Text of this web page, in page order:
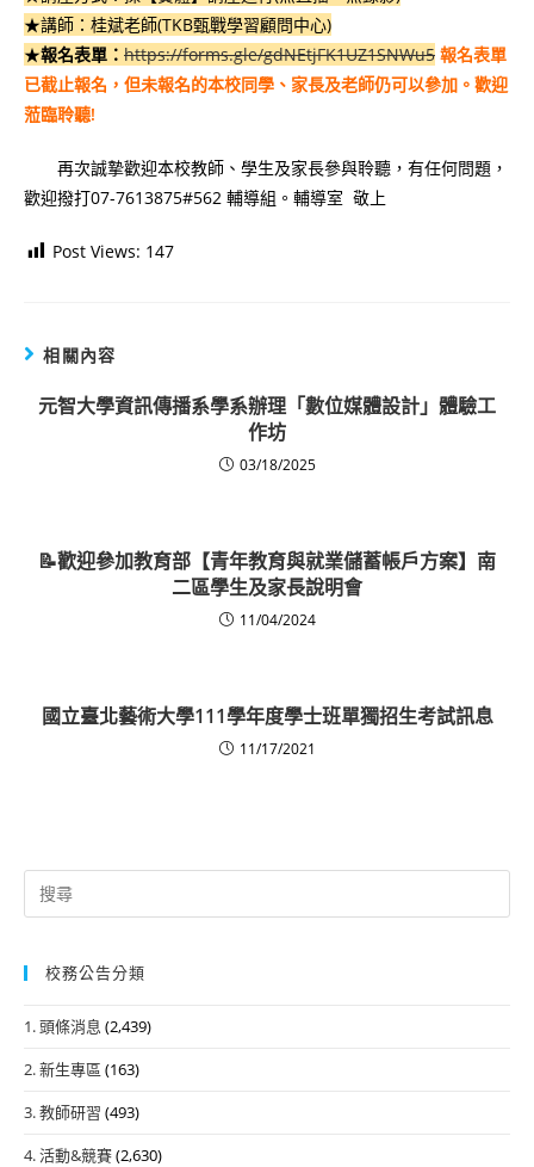
★講師：桂斌老師(TKB甄戰學習顧問中心)
★報名表單： https://forms.gle/gdNEtjFK1UZ1SNWu5 報名表單
已截止報名，但未報名的本校同學、家長及老師仍可以參加。歡迎
蒞臨聆聽!
再次誠摯歡迎本校教師、學生及家長參與聆聽，有任何問題，
歡迎撥打07-7613875#562 輔導組。輔導室 敬上
Post Views: 147
相關內容
元智大學資訊傳播系學系辦理「數位媒體設計」體驗工
作坊
03/18/2025
📝歡迎參加教育部【青年教育與就業儲蓄帳戶方案】南
二區學生及家長說明會
11/04/2024
國立臺北藝術大學111學年度學士班單獨招生考試訊息
11/17/2021
Search
for:
校務公告分類
1. 頭條消息 (2,439)
2. 新生專區 (163)
3. 教師研習 (493)
4. 活動&競賽(2,630)